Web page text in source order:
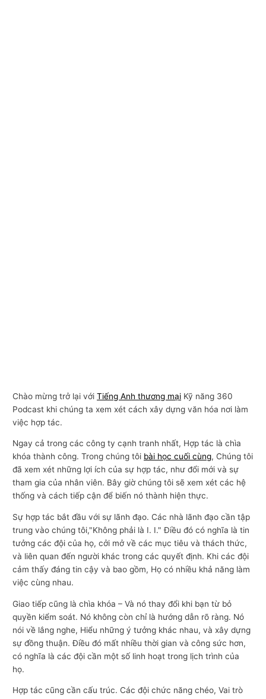
Chào mừng trở lại vớiTiếng Anh thương mại Kỹ năng 360
Podcast khi chúng ta xem xét cách xây dựng văn hóa nơi làm
việc hợp tác.
Ngay cả trong các công ty cạnh tranh nhất, Hợp tác là chìa
khóa thành công. Trong chúng tôi bài học cuối cùng, Chúng tôi
đã xem xét những lợi ích của sự hợp tác, như đổi mới và sự
tham gia của nhân viên. Bây giờ chúng tôi sẽ xem xét các hệ
thống và cách tiếp cận để biến nó thành hiện thực.
Sự hợp tác bắt đầu với sự lãnh đạo. Các nhà lãnh đạo cần tập
trung vào chúng tôi,"Không phải là I. I." Điều đó có nghĩa là tin
tưởng các đội của họ, cởi mở về các mục tiêu và thách thức,
và liên quan đến người khác trong các quyết định. Khi các đội
cảm thấy đáng tin cậy và bao gồm, Họ có nhiều khả năng làm
việc cùng nhau.
Giao tiếp cũng là chìa khóa – Và nó thay đổi khi bạn từ bỏ
quyền kiểm soát. Nó không còn chỉ là hướng dẫn rõ ràng. Nó
nói về lắng nghe, Hiểu những ý tưởng khác nhau, và xây dựng
sự đồng thuận. Điều đó mất nhiều thời gian và công sức hơn,
có nghĩa là các đội cần một số linh hoạt trong lịch trình của
họ.
Hợp tác cũng cần cấu trúc. Các đội chức năng chéo, Vai trò